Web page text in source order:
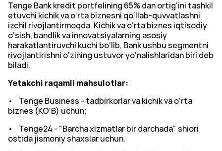
Tenge Bank kredit portfelining 65% dan ortig‘ini tashkil
etuvchi kichik va o‘rta biznesni qo‘llab-quvvatlashni
izchil rivojlantirmoqda. Kichik va o‘rta biznes iqtisodiy
o‘sish, bandlik va innovatsiyalarning asosiy
harakatlantiruvchi kuchi bo‘lib, Bank ushbu segmentni
rivojlantirishni o‘zining ustuvor yo‘nalishlaridan biri deb
biladi.
Yetakchi raqamli mahsulotlar:
• Tenge Business - tadbirkorlar va kichik va o‘rta
biznes (KO‘B) uchun;
• Tenge24 - "Barcha xizmatlar bir darchada" shiori
ostida jismoniy shaxslar uchun.